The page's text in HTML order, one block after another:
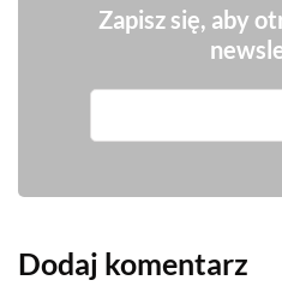
Zapisz się, aby
Dodaj komentarz